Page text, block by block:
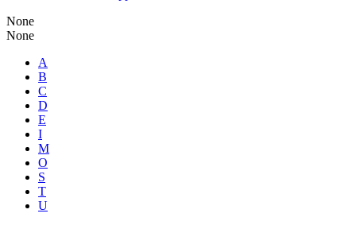
None
None
A
B
C
D
E
I
M
O
S
T
U